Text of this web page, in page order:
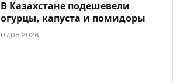
В Казахстане подешевели
огурцы, капуста и помидоры
07.08.2026